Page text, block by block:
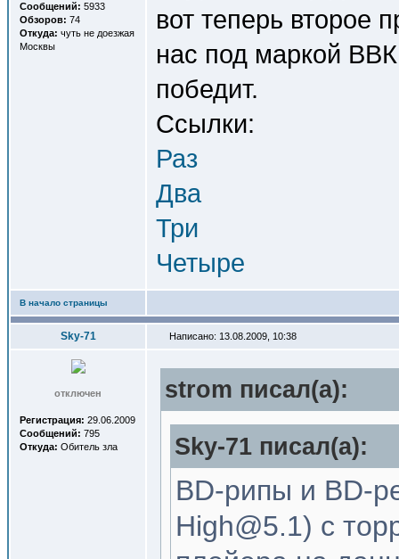
Сообщений: 5933
Обзоров: 74
Откуда: чуть не доезжая
Москвы
вот теперь второе
нас под маркой ВВК
победит.
Ссылки:
Раз
Два
Три
Четыре
В начало страницы
Sky-71 Написано: 13.08.2009, 10:38
отключен
Регистрация: 29.06.2009
Сообщений: 795
Откуда: Обитель зла
strom писал(a):
Sky-71 писал(a):
BD-рипы и BD-
High@5.1) с